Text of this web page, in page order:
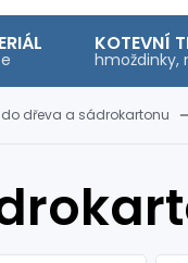
KOTEVNÍ
hmoždinky,
do dřeva a sádrokartonu